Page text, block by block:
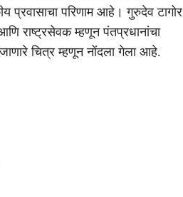
प्रवासाचा परिणाम आहे। गुरुदेव टागोर
राष्ट्रसेवक म्हणून पंतप्रधानांचा
चित्र म्हणून नोंदला गेला आहे.